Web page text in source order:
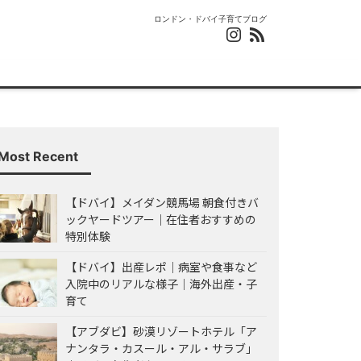
ロンドン・ドバイ子育てブログ
Recent
【ドバイ】メイダン競馬場 朝食付きバ
ックヤードツアー｜在住者おすすめの
特別体験
【ドバイ】出産レポ｜病室や食事など
入院中のリアルな様子｜海外出産・子
育て
【アブダビ】砂漠リゾートホテル「ア
ナンタラ・カスール・アル・サラブ」